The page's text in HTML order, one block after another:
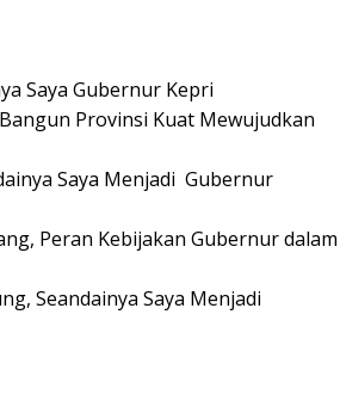
Saya Gubernur Kepri
Provinsi Kuat Mewujudkan
Saya Menjadi Gubernur
Peran Kebijakan Gubernur dalam
Seandainya Saya Menjadi